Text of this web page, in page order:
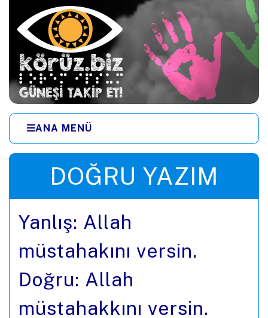
Ana içeriğe zıpla
ANA MENÜ
DOĞRU YAZIM
Yanlış: Allah
müstahakını versin.
Doğru: Allah
müstahakkını versin.
Menüye zıpla